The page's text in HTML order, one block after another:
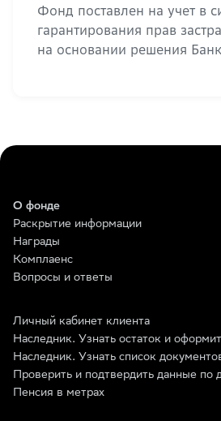
Фонд поставлен на учет в
гарантирования прав
на основании решения
О фонде
Раскрытие информации
Награды
Комплаенс
Вопросы и ответы
Личный кабинет клиента
Наследник. Узнать остаток и
Наследник. Узнать список
Проверить и подтвердить данные по
Пенсия в метрах